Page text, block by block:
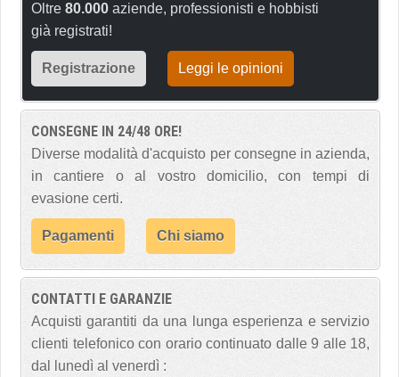
Oltre 80.000 aziende, professionisti e hobbisti
già registrati!
Registrazione Leggi le opinioni
CONSEGNE IN 24/48 ORE!
Diverse modalità d'acquisto per consegne in azienda,
in cantiere o al vostro domicilio, con tempi di
evasione certi.
Pagamenti Chi siamo
CONTATTI E GARANZIE
Acquisti garantiti da una lunga esperienza e servizio
clienti telefonico con orario continuato dalle 9 alle 18,
dal lunedì al venerdì :